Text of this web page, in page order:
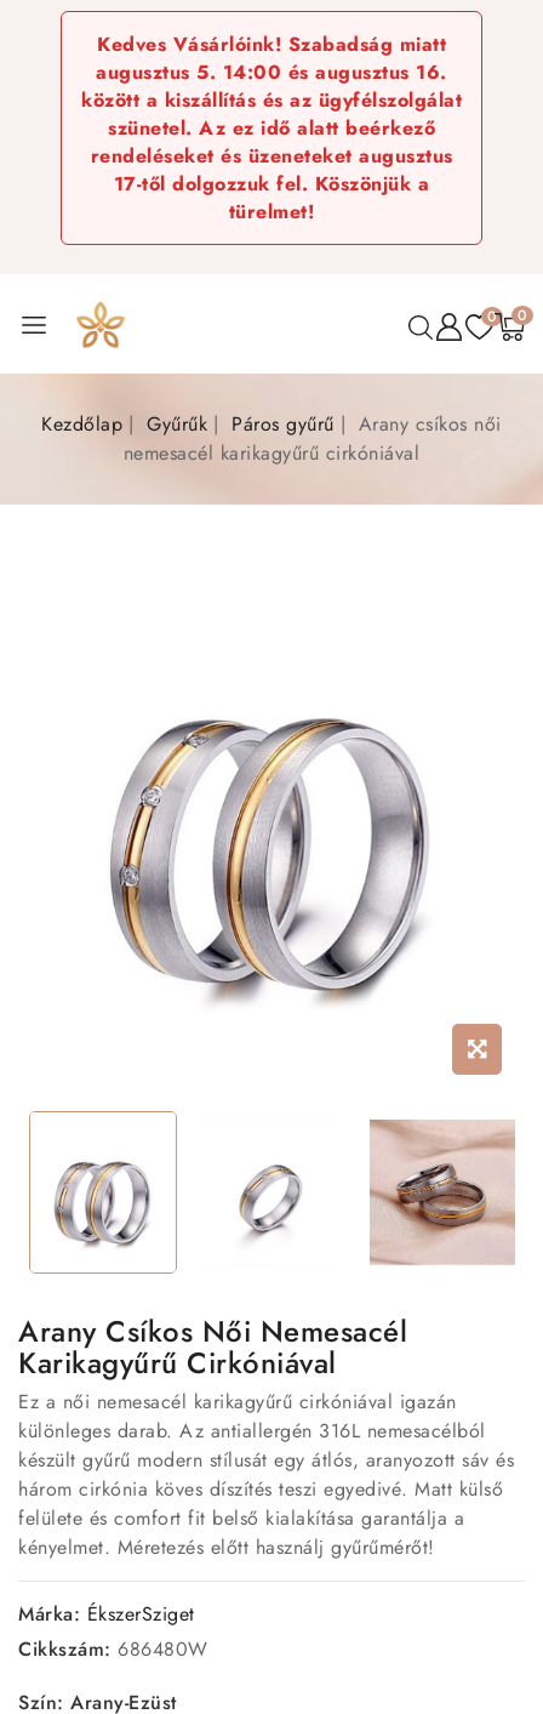
Kedves Vásárlóink! Szabadság miatt
augusztus 5. 14:00 és augusztus 16.
között a kiszállítás és az ügyfélszolgálat
szünetel. Az ez idő alatt beérkező
rendeléseket és üzeneteket augusztus
17-től dolgozzuk fel. Köszönjük a
türelmet!
0 0
Kezdőlap Gyűrűk Páros gyűrű
Arany csíkos női
nemesacél karikagyűrű cirkóniával
Arany Csíkos Női Nemesacél
Karikagyűrű Cirkóniával
Ez a női nemesacél karikagyűrű cirkóniával igazán
különleges darab. Az antiallergén 316L nemesacélból
készült gyűrű modern stílusát egy átlós, aranyozott sáv és
három cirkónia köves díszítés teszi egyedivé. Matt külső
felülete és comfort fit belső kialakítása garantálja a
kényelmet. Méretezés előtt használj gyűrűmérőt!
Márka: ÉkszerSziget
Cikkszám: 686480W
Szín: Arany-Ezüst